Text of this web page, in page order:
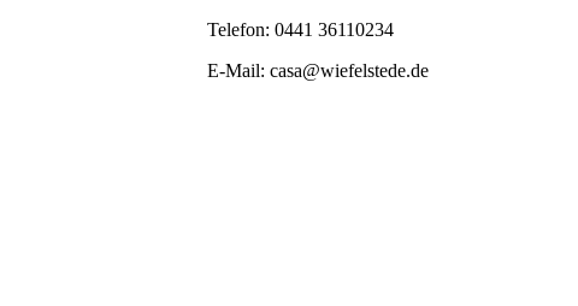
Telefon: 0441 36110234
E-Mail: casa@wiefelstede.de